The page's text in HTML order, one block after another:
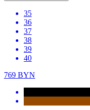
35
36
37
38
39
40
769 BYN